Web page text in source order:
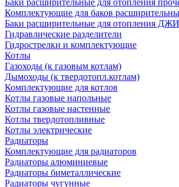
Баки расширительные для отопления
Комплектующие для баков
Баки расширительные для отопления
Гидравлические разделители
Гидрострелки и комплектующие
Котлы
Газоходы (к газовым котлам)
Дымоходы (к твердотопл.котлам)
Комплектующие для котлов
Котлы газовые напольные
Котлы газовые настенные
Котлы твердотопливные
Котлы электрические
Радиаторы
Комплектующие для радиаторов
Радиаторы алюминиевые
Радиаторы биметаллические
Радиаторы чугунные